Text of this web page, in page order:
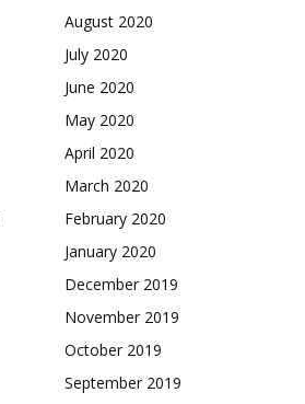
August 2020
July 2020
June 2020
May 2020
April 2020
March 2020
February 2020
January 2020
December 2019
November 2019
October 2019
September 2019